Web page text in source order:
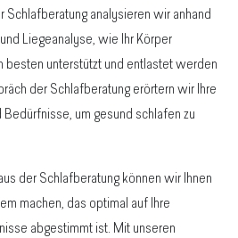
Schlafberatung analysieren wir anhand
Liegeanalyse, wie Ihr Körper
besten unterstützt und entlastet werden
der Schlafberatung erörtern wir Ihre
um gesund schlafen zu
der Schlafberatung können wir Ihnen
machen, das optimal auf Ihre
abgestimmt ist. Mit unseren